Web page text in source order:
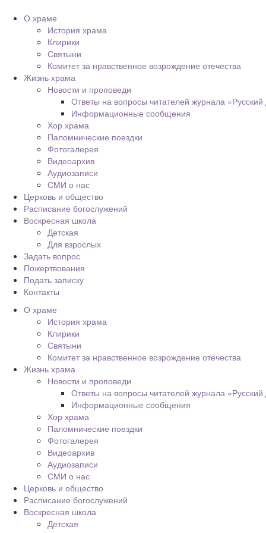
О храме
История храма
Клирики
Святыни
Комитет за нравственное возрождение отечества
Жизнь храма
Новости и проповеди
Ответы на вопросы читателей журнала
Информационные сообщения
Хор храма
Паломнические поездки
Фотогалерея
Видеоархив
Аудиозаписи
СМИ о нас
Церковь и общество
Расписание богослужений
Воскресная школа
Детская
Для взрослых
Задать вопрос
Пожертвования
Подать записку
Контакты
О храме
История храма
Клирики
Святыни
Комитет за нравственное возрождение отечества
Жизнь храма
Новости и проповеди
Ответы на вопросы читателей журнала
Информационные сообщения
Хор храма
Паломнические поездки
Фотогалерея
Видеоархив
Аудиозаписи
СМИ о нас
Церковь и общество
Расписание богослужений
Воскресная школа
Детская